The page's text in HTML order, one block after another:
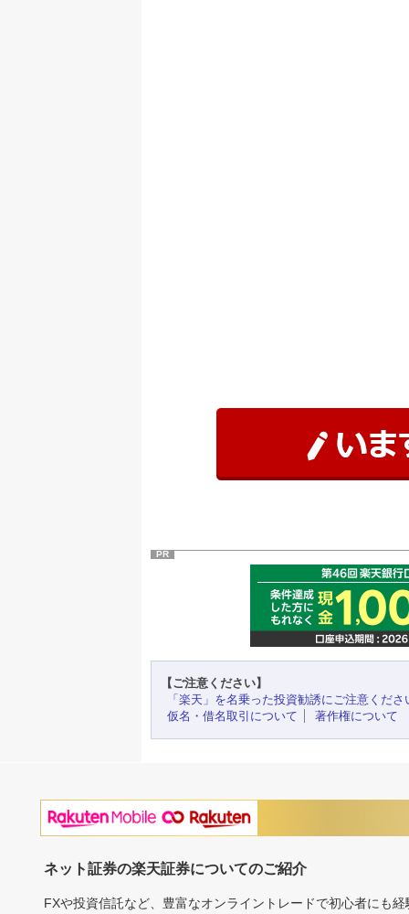
PR
【ご注意ください】
「楽天」を名乗った投資勧誘にご注意くださ
仮名・借名取引について
著作権について
ネット証券の楽天証券についてのご紹介
FXや投資信託など、豊富なオンライントレードで初心者にも